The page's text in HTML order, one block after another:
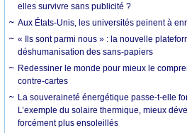
elles survivre sans publicité ?
Aux États-Unis, les universités peinent à
« Ils sont parmi nous » : la nouvelle
déshumanisation des sans-papiers
Redessiner le monde pour mieux le
contre-cartes
La souveraineté énergétique passe-t-elle
L’exemple du solaire thermique, mieux
forcément plus ensoleillés